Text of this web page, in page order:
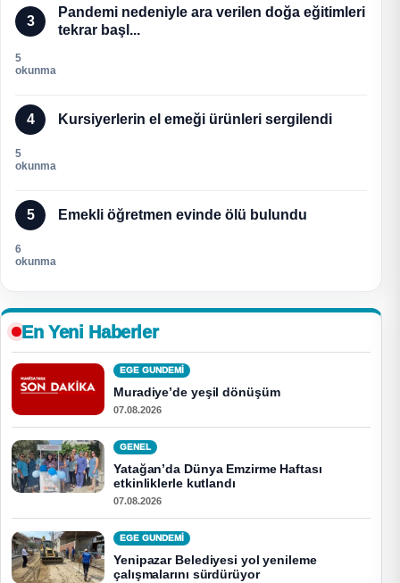
3
Pandemi nedeniyle ara verilen doğa eğitimleri
tekrar başl...
5
okunma
4 Kursiyerlerin el emeği ürünleri sergilendi
5
okunma
5 Emekli öğretmen evinde ölü bulundu
6
okunma
En Yeni Haberler
EGE GUNDEMİ
Muradiye’de yeşil dönüşüm
07.08.2026
GENEL
Yatağan’da Dünya Emzirme Haftası
etkinliklerle kutlandı
07.08.2026
EGE GUNDEMİ
Yenipazar Belediyesi yol yenileme
çalışmalarını sürdürüyor